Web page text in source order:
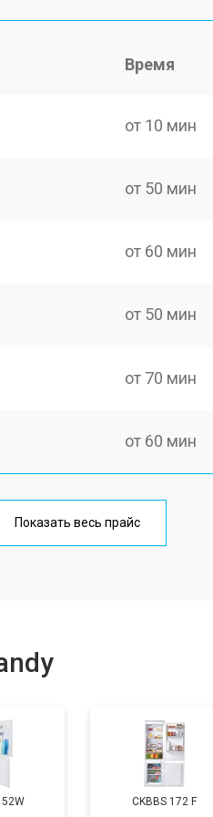
Время
от 10 мин
от 50 мин
от 60 мин
от 50 мин
от 70 мин
от 60 мин
от 60 мин
от 70 мин
Показать весь прайс
CKBBS 172 F